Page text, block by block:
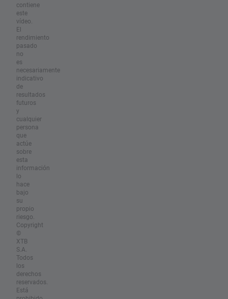
contiene
este
vídeo.
El
rendimiento
pasado
no
es
necesariamente
indicativo
de
resultados
futuros
y
cualquier
persona
que
actúe
sobre
esta
información
lo
hace
bajo
su
propio
riesgo.
Copyright
©
XTB
S.A.
Todos
los
derechos
reservados.
Está